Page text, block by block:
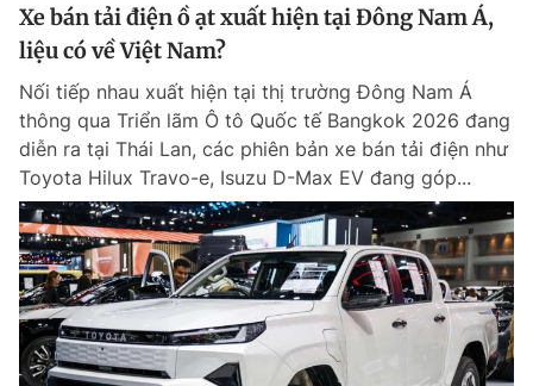
Xe bán tải điện ồ ạt xuất hiện tại Đông Nam Á,
liệu có về Việt Nam?
Nối tiếp nhau xuất hiện tại thị trường Đông Nam Á
thông qua Triển lãm Ô tô Quốc tế Bangkok 2026 đang
diễn ra tại Thái Lan, các phiên bản xe bán tải điện như
Toyota Hilux Travo-e, Isuzu D-Max EV đang góp...